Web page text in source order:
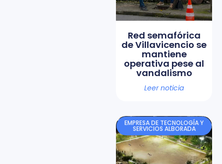
Red semafórica
de Villavicencio se
mantiene
operativa pese al
vandalismo
Leer noticia
EMPRESA DE TECNOLOGÍA Y
SERVICIOS ALBORADA